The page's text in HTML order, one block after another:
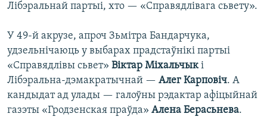
Лібэральнай партыі, хто — «Справядлівага сьвету».
У 49-й акрузе, апроч Зьмітра Бандарчука,
удзельнічаюць у выбарах прадстаўнікі партыі
«Справядлівы сьвет» Віктар Міхальчыкі
Лібэральна-дэмакратычнай — Алег Карповіч. А
кандыдат ад улады — галоўны рэдактар афіцыйнай
газэты «Гродзенская праўда» Алена Берасьнева.